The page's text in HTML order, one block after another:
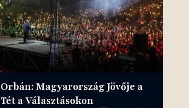
Orbán: Magyarország Jövője a
Tét a Választásokon